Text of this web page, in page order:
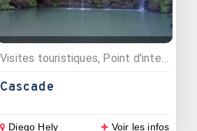
Visites touristiques, Point d'interêt
Cascade
Diego Hely Voir les infos